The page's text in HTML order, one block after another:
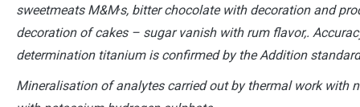
sweetmeats М&M,s, bitter chocolate with decoration and
decoration of cakes – sugar vanish with rum flavor,.
determination titanium is confirmed by the Addition
Mineralisation of analytes carried out by thermal work with